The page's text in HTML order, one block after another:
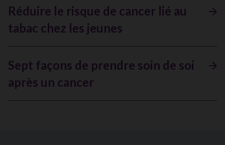
Réduire le risque de cancer lié au
tabac chez les jeunes
Sept façons de prendre soin de soi
après un cancer